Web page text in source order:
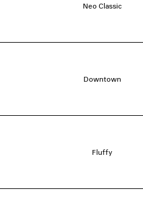
Neo Classic
Downtown
Fluffy